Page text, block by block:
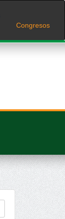
Congresos